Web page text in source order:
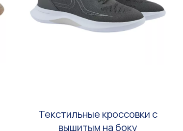
Текстильные кроссовки с
вышитым на боку